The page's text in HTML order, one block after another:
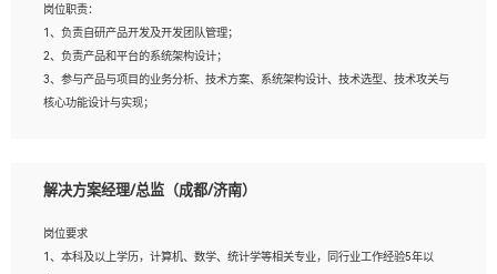
与实现，熟悉常用开源框架及设计模式；
4、熟悉Golang、连接池、消息队列等组件使用、熟悉后端开发、测试、调试流程跟
工具使用；
5、对技术有激情，喜欢钻研，能快速接受和掌握新技术，学习能力和工作责任心
强，良好的沟通表达能力和团队协作能力。
岗位职责：
1、负责自研产品开发及开发团队管理；
2、负责产品和平台的系统架构设计；
3、参与产品与项目的业务分析、技术方案、系统架构设计、技术选型、技术攻关与
核心功能设计与实现；
岗位要求：
1、全日制统招本科及以上学历，计算机相关专业毕业，5年以上开发工作经验；
解决方案经理/总监（成都/济南）
岗位要求
1、本科及以上学历，计算机、数学、统计学等相关专业，同行业工作经验5年以